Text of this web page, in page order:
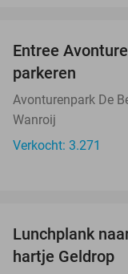
Entree
parkeren
Avonturenpark De
Wanroij
Verkocht: 3.271
Lunchplank
hartje Geldrop